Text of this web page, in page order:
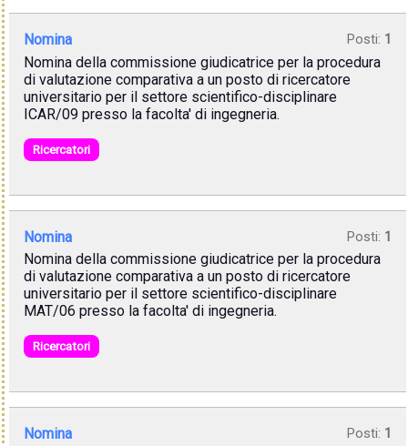
Nomina Posti: 1
Nomina della commissione giudicatrice per la procedura
di valutazione comparativa a un posto di ricercatore
universitario per il settore scientifico-disciplinare
ICAR/09 presso la facolta' di ingegneria.
Ricercatori
Nomina Posti: 1
Nomina della commissione giudicatrice per la procedura
di valutazione comparativa a un posto di ricercatore
universitario per il settore scientifico-disciplinare
MAT/06 presso la facolta' di ingegneria.
Ricercatori
Nomina Posti: 1